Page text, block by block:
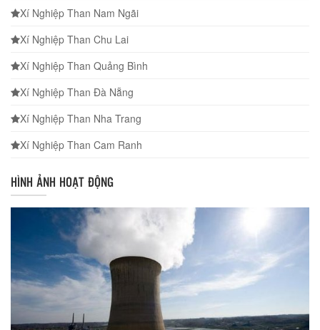
Xí Nghiệp Than Nam Ngãi
Xí Nghiệp Than Chu Lai
Xí Nghiệp Than Quảng Bình
Xí Nghiệp Than Đà Nẵng
Xí Nghiệp Than Nha Trang
Xí Nghiệp Than Cam Ranh
HÌNH ẢNH HOẠT ĐỘNG